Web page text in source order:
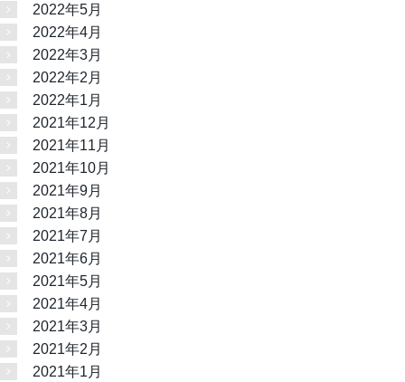
2022年5月
2022年4月
2022年3月
2022年2月
2022年1月
2021年12月
2021年11月
2021年10月
2021年9月
2021年8月
2021年7月
2021年6月
2021年5月
2021年4月
2021年3月
2021年2月
2021年1月